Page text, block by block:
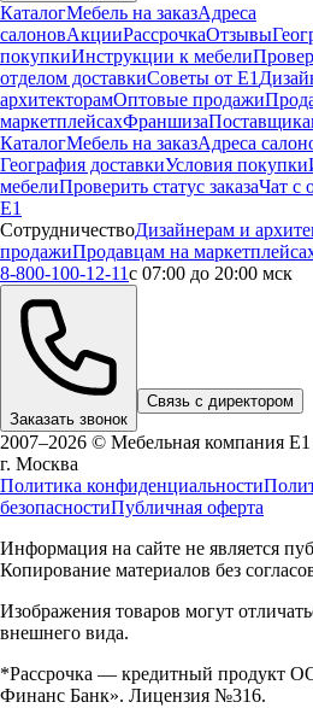
КаталогМебель на заказАдреса
салоновАкцииРассрочкаОтзывы
покупкиИнструкции к мебели
отделом доставкиСоветы от Е1
архитекторамОптовые продажи
маркетплейсахФраншиза
КаталогМебель на заказАдреса
География доставкиУсловия покупки
мебелиПроверить статус заказаЧат с
Е1
СотрудничествоДизайнерам и
продажиПродавцам на
8-800-100-12-11с 07:00 до 20:00 мск
Заказать звонок
Связь с директором
2007–2026 © Мебельная компания
г. Москва
Политика конфиденциальности
безопасностиПубличная оферта
Информация на сайте не является
Копирование материалов без
Изображения товаров могут
внешнего вида.
*Рассрочка — кредитный продукт
Финанс Банк». Лицензия №316.